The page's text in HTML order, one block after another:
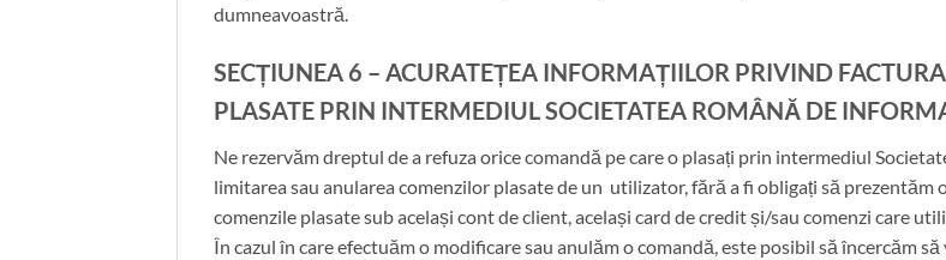
dumneavoastră.
SECȚIUNEA 6 – ACURATEȚEA INFORMAȚIILOR PRIVIND
PLASATE PRIN INTERMEDIUL SOCIETATEA ROMÂNĂ DE
Ne rezervăm dreptul de a refuza orice comandă pe care o plasați prin intermediul
limitarea sau anularea comenzilor plasate de un utilizator, fără a fi obligați să prezentăm
comenzile plasate sub același cont de client, același card de credit și/sau comenzi care
În cazul în care efectuăm o modificare sau anulăm o comandă, este posibil să încercăm